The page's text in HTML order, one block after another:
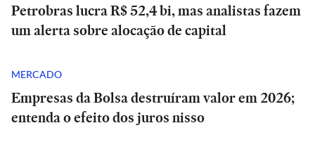
Petrobras lucra R$ 52,4 bi, mas analistas fazem
um alerta sobre alocação de capital
MERCADO
Empresas da Bolsa destruíram valor em 2026;
entenda o efeito dos juros nisso